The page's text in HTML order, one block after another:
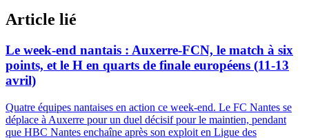
Article lié
Le week-end nantais : Auxerre-FCN, le match à six
points, et le H en quarts de finale européens (11-13
avril)
Quatre équipes nantaises en action ce week-end. Le FC Nantes se
déplace à Auxerre pour un duel décisif pour le maintien, pendant
que HBC Nantes enchaîne après son exploit en Ligue des